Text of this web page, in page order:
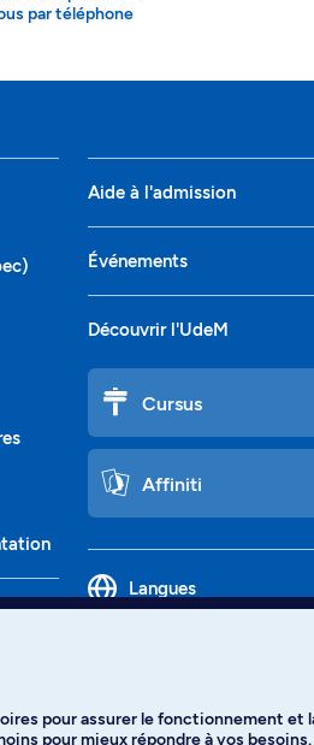
par téléphone
Aide à l'admission
Événements
Découvrir l'UdeM
Cursus
Affiniti
Langues
pour assurer le fonctionnement et
pour mieux répondre à vos besoins.